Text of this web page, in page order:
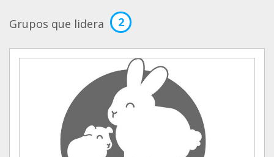
Grupos que lidera 2